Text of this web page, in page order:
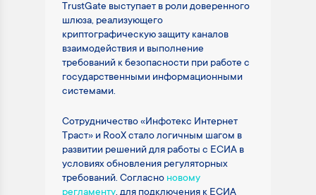
TrustGate выступает в роли доверенного
шлюза, реализующего
криптографическую защиту каналов
взаимодействия и выполнение
требований к безопасности при работе с
государственными информационными
системами.
Сотрудничество «Инфотекс Интернет
Траст» и RooX стало логичным шагом в
развитии решений для работы с ЕСИА в
условиях обновления регуляторных
требований. Согласно новому
регламенту, для подключения к ЕСИА